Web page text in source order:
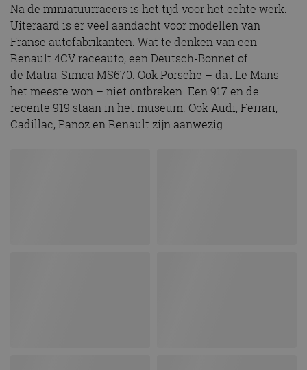
Na de miniatuurracers is het tijd voor het echte werk.
Uiteraard is er veel aandacht voor modellen van
Franse autofabrikanten. Wat te denken van een
Renault 4CV raceauto, een Deutsch-Bonnet of
de Matra-Simca MS670. Ook Porsche – dat Le Mans
het meeste won – niet ontbreken. Een 917 en de
recente 919 staan in het museum. Ook Audi, Ferrari,
Cadillac, Panoz en Renault zijn aanwezig.